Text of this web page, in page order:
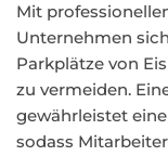
Mit
Unternehmen
Parkplätze von
zu vermeiden.
gewährleistet
sodass